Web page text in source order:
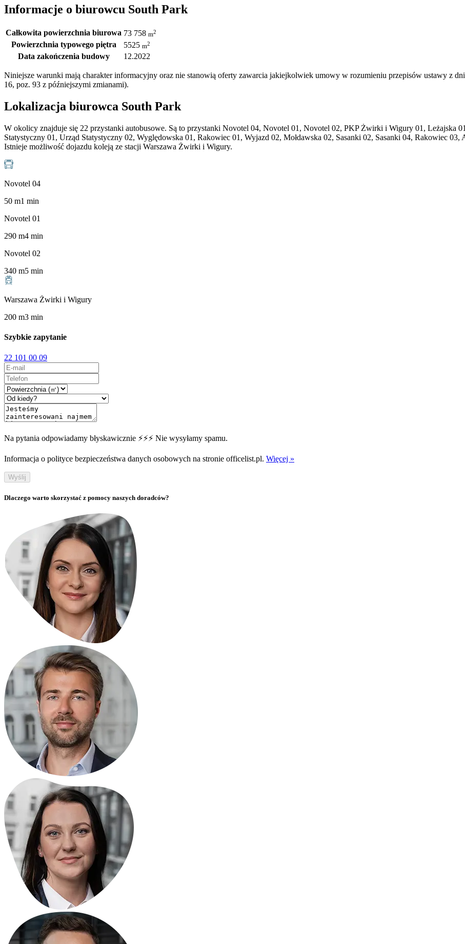
Informacje o biurowcu South Park
Całkowita powierzchnia biurowa 73 758 m2
Powierzchnia typowego piętra 5525 m2
Data zakończenia budowy 12.2022
Niniejsze warunki mają charakter informacyjny oraz nie stanowią oferty zawarcia jakiejkolwiek umowy w rozumieniu przepisów ustawy z
16, poz. 93 z późniejszymi zmianami).
Lokalizacja biurowca South Park
W okolicy znajduje się 22 przystanki autobusowe. Są to przystanki Novotel 04, Novotel 01, Novotel 02, PKP Żwirki i Wigury 01, Leżajska
Statystyczny 01, Urząd Statystyczny 02, Wyględowska 01, Rakowiec 01, Wyjazd 02, Mołdawska 02, Sasanki 02, Sasanki 04, Rakowiec
Istnieje możliwość dojazdu koleją ze stacji Warszawa Żwirki i Wigury.
Novotel 04
50 m1 min
Novotel 01
290 m4 min
Novotel 02
340 m5 min
Warszawa Żwirki i Wigury
200 m3 min
Szybkie zapytanie
22 101 00 09
Na pytania odpowiadamy błyskawicznie ⚡⚡⚡ Nie wysyłamy spamu.
Informacja o polityce bezpieczeństwa danych osobowych na stronie officelist.pl. Więcej »
Wyślij
Dlaczego warto skorzystać z pomocy naszych doradców?